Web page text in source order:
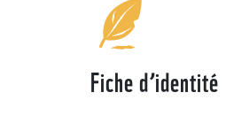
Fiche d’identité